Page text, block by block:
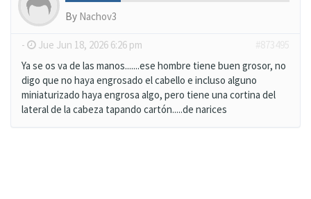
By Nachov3
- Jue Jun 18, 2026 6:26 pm
Ya se os va de las manos.......ese hombre tiene buen grosor, no
digo que no haya engrosado el cabello e incluso alguno
miniaturizado haya engrosa algo, pero tiene una cortina del
lateral de la cabeza tapando cartón.....de narices